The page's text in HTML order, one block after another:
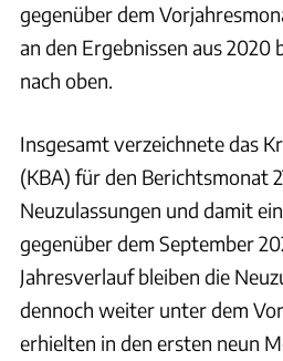
gegenüber dem
an den Ergebnissen aus
nach oben.
Insgesamt verzeichnete das
(KBA) für den Berichtsmonat
Neuzulassungen und damit
gegenüber dem September
Jahresverlauf bleiben die
dennoch weiter unter dem
erhielten in den ersten neun